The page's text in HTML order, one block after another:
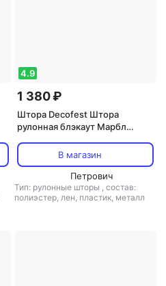
4.9
1 380 ₽
Штора Decofest Штора
рулонная блэкаут Марбл
В магазин
Петрович
Тип: рулонные шторы , состав:
полиэстер, лен, пластик, металл